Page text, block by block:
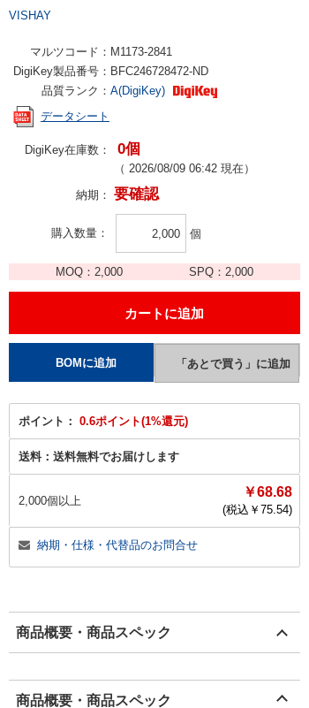
VISHAY
マルツコード： M1173-2841
DigiKey製品番号： BFC246728472-ND
品質ランク： A(DigiKey)
データシート
DigiKey在庫数： 0個
（ 2026/08/09 06:42 現在）
納期： 要確認
購入数量 個
MOQ： 2,000 SPQ：2,000
ポイント： 0.6ポイント(1%還元)
送料： 送料無料でお届けします
2,000個以上
￥68.68
(税込￥ 75.54)
納期・仕様・代替品のお問合せ
商品概要・商品スペック
商品概要・商品スペック